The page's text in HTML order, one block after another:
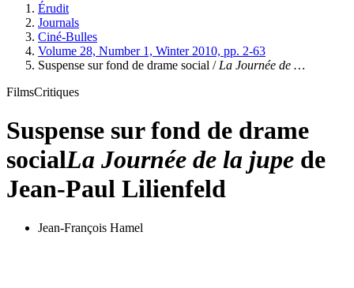
Érudit
Journals
Ciné-Bulles
Volume 28, Number 1, Winter 2010, pp. 2-63
Suspense sur fond de drame social / La Journée de …
FilmsCritiques
Suspense sur fond de drame
socialLa Journée de la jupe de
Jean-Paul Lilienfeld
Jean-François Hamel